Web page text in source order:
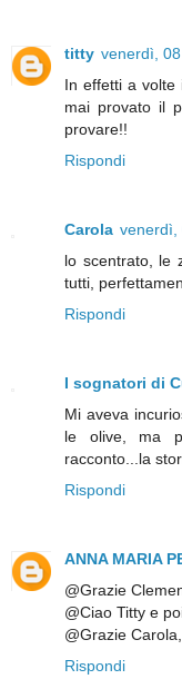
titty venerdì,
In effetti a volte
mai provato il
provare!!
Rispondi
Carola venerdì,
lo scentrato, le
tutti,
Rispondi
I sognatori di
Mi aveva
le olive, ma
racconto...la
Rispondi
ANNA MARIA
@Grazie
@Ciao Titty e
@Grazie
Rispondi